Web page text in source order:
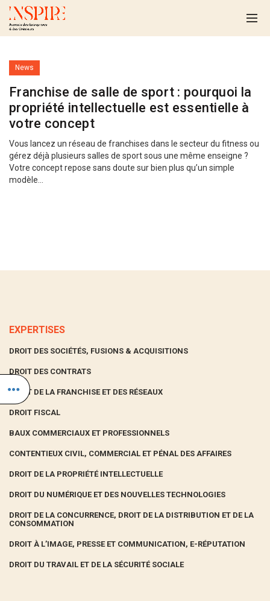
News
Franchise de salle de sport : pourquoi la
propriété intellectuelle est essentielle à
votre concept
Vous lancez un réseau de franchises dans le secteur du fitness ou
gérez déjà plusieurs salles de sport sous une même enseigne ?
Votre concept repose sans doute sur bien plus qu’un simple
modèle...
EXPERTISES
DROIT DES SOCIÉTÉS, FUSIONS & ACQUISITIONS
DROIT DES CONTRATS
DROIT DE LA FRANCHISE ET DES RÉSEAUX
DROIT FISCAL
BAUX COMMERCIAUX ET PROFESSIONNELS
CONTENTIEUX CIVIL, COMMERCIAL ET PÉNAL DES AFFAIRES
DROIT DE LA PROPRIÉTÉ INTELLECTUELLE
DROIT DU NUMÉRIQUE ET DES NOUVELLES TECHNOLOGIES
DROIT DE LA CONCURRENCE, DROIT DE LA DISTRIBUTION ET DE LA
CONSOMMATION
DROIT À L’IMAGE, PRESSE ET COMMUNICATION, E-RÉPUTATION
DROIT DU TRAVAIL ET DE LA SÉCURITÉ SOCIALE